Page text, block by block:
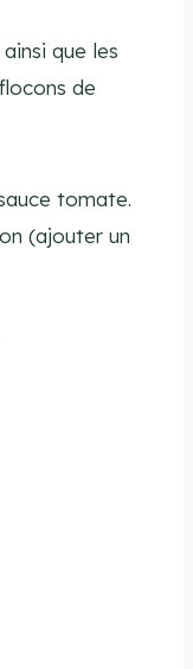
que les
de
tomate.
(ajouter un